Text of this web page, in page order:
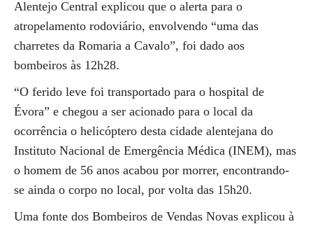
Alentejo Central explicou que o alerta para o
atropelamento rodoviário, envolvendo “uma das
charretes da Romaria a Cavalo”, foi dado aos
bombeiros às 12h28.
“O ferido leve foi transportado para o hospital de
Évora” e chegou a ser acionado para o local da
ocorrência o helicóptero desta cidade alentejana do
Instituto Nacional de Emergência Médica (INEM), mas
o homem de 56 anos acabou por morrer, encontrando-
se ainda o corpo no local, por volta das 15h20.
Uma fonte dos Bombeiros de Vendas Novas explicou à